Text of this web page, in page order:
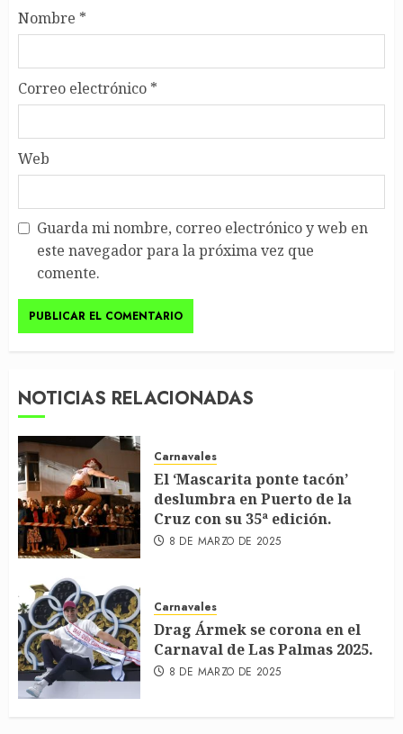
Nombre *
Correo electrónico *
Web
Guarda mi nombre, correo electrónico y web en
este navegador para la próxima vez que
comente.
NOTICIAS RELACIONADAS
Carnavales
El ‘Mascarita ponte tacón’
deslumbra en Puerto de la
Cruz con su 35ª edición.
8 DE MARZO DE 2025
Carnavales
Drag Ármek se corona en el
Carnaval de Las Palmas 2025.
8 DE MARZO DE 2025